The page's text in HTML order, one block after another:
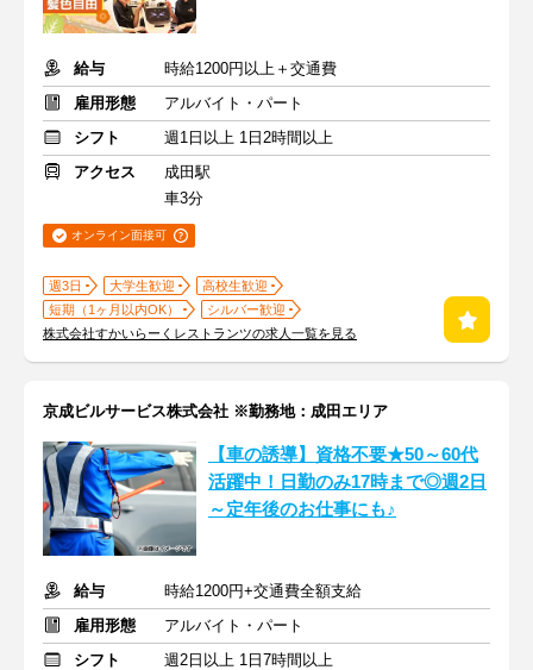
給与
時給1200円以上＋交通費
雇用形態
アルバイト・パート
シフト
週1日以上 1日2時間以上
アクセス
成田駅
車3分
オンライン面接可
週3日 大学生歓迎
高校生歓迎
短期（1ヶ月以内OK）
シルバー歓迎
株式会社すかいらーくレストランツの求人一覧を見る
京成ビルサービス株式会社 ※勤務地：成田エリア
【車の誘導】資格不要★50～60代
活躍中！日勤のみ17時まで◎週2日
～定年後のお仕事にも♪
給与
時給1200円+交通費全額支給
雇用形態
アルバイト・パート
シフト
週2日以上 1日7時間以上